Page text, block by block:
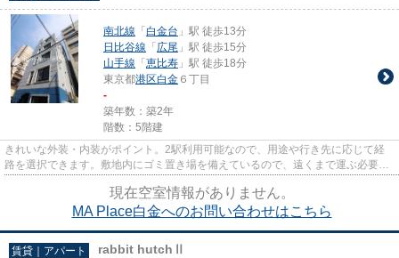
南北線 「 白金台 」駅 徒歩13分
日比谷線 「 広尾 」駅 徒歩15分
山手線 「 恵比寿 」駅 徒歩18分
東京都港区白金 ６丁目
-
築年数：築2年
階数：5階建
きれいな外装・内装がポイント。2駅利用可能なので、用途や行き先に応じて経
路を選択できます。敷地内にゴミ置き場を備えているので、遠くまで運ぶ必要が
現在空室情報がありません。
MA Place白金へのお問い合わせはこちら
賃貸｜アパート rabbit hutchⅡ